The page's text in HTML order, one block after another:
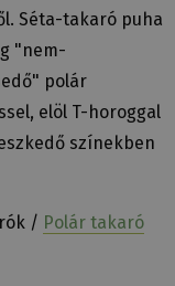
Séta-takaró puha
"nem-
polár
elöl T-horoggal
színekben
/ Polár takaró